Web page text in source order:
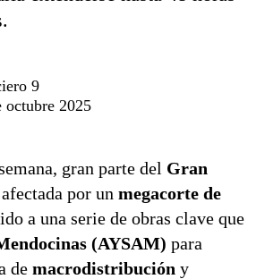
9
octubre 2025
gran parte del Gran
por un megacorte de
a una serie de obras clave que
(AYSAM) para
de macrodistribución y